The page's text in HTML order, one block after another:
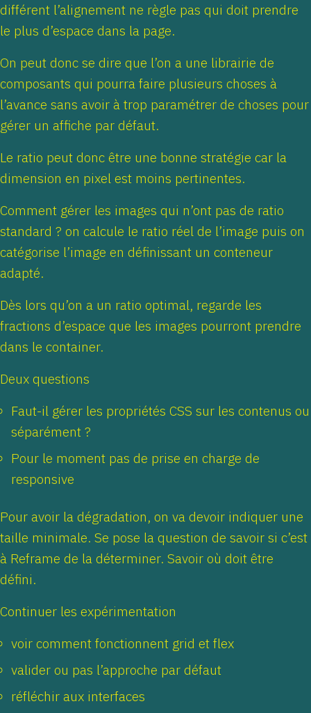
différent l’alignement ne règle pas qui doit prendre
le plus d’espace dans la page.
On peut donc se dire que l’on a une librairie de
composants qui pourra faire plusieurs choses à
l’avance sans avoir à trop paramétrer de choses pour
gérer un affiche par défaut.
Le ratio peut donc être une bonne stratégie car la
dimension en pixel est moins pertinentes.
Comment gérer les images qui n’ont pas de ratio
standard ? on calcule le ratio réel de l’image puis on
catégorise l’image en définissant un conteneur
adapté.
Dès lors qu’on a un ratio optimal, regarde les
fractions d’espace que les images pourront prendre
dans le container.
Deux questions
Faut-il gérer les propriétés CSS sur les contenus ou
séparément ?
Pour le moment pas de prise en charge de
responsive
Pour avoir la dégradation, on va devoir indiquer une
taille minimale. Se pose la question de savoir si c’est
à Reframe de la déterminer. Savoir où doit être
défini.
Continuer les expérimentation
voir comment fonctionnent grid et flex
valider ou pas l’approche par défaut
réfléchir aux interfaces